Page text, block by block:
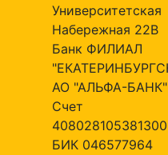
Университетская
Набережная 22В
Банк ФИЛИАЛ
АО "АЛЬФА-БАНК"
Счет
БИК 046577964